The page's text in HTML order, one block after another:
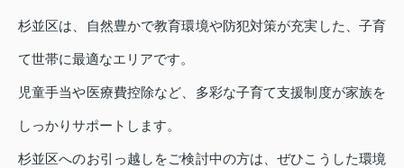
杉並区は、自然豊かで教育環境や防犯対策が充実した、子育
て世帯に最適なエリアです。
児童手当や医療費控除など、多彩な子育て支援制度が家族を
しっかりサポートします。
杉並区へのお引っ越しをご検討中の方は、ぜひこうした環境